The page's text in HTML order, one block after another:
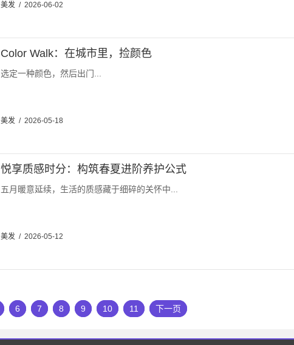
美发 / 2026-06-02
Color Walk：在城市里，捡颜色
选定一种颜色，然后出门...
美发 / 2026-05-18
悦享质感时分：构筑春夏进阶养护公式
五月暖意延续，生活的质感藏于细碎的关怀中...
美发 / 2026-05-12
6 7 8 9 10 11 下一页